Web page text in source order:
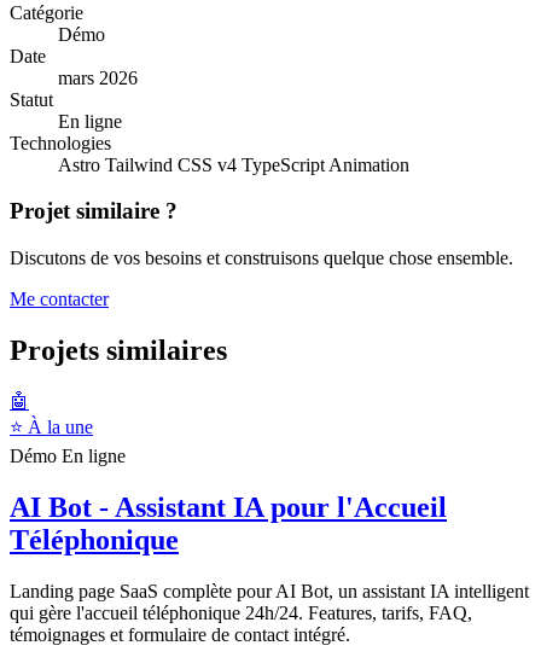
Catégorie
Démo
Date
mars 2026
Statut
En ligne
Technologies
Astro Tailwind CSS v4 TypeScript Animation
Projet similaire ?
Discutons de vos besoins et construisons quelque chose ensemble.
Me contacter
Projets similaires
🤖
⭐ À la une
Démo En ligne
AI Bot - Assistant IA pour l'Accueil
Téléphonique
Landing page SaaS complète pour AI Bot, un assistant IA intelligent
qui gère l'accueil téléphonique 24h/24. Features, tarifs, FAQ,
témoignages et formulaire de contact intégré.